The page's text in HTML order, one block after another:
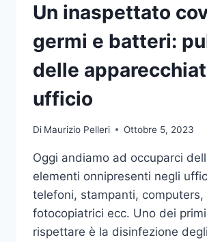
Un inaspettato
germi e batteri:
delle
ufficio
Di Maurizio Pelleri Ottobre 5, 2023
Oggi andiamo ad occuparci
elementi onnipresenti negli
telefoni, stampanti, computers,
fotocopiatrici ecc. Uno dei
rispettare è la disinfezione